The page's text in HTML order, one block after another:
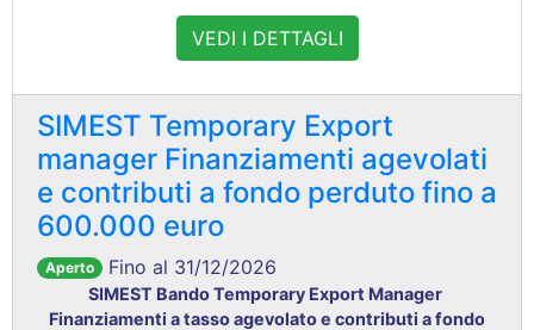
VEDI I DETTAGLI
SIMEST Temporary Export
manager Finanziamenti agevolati
e contributi a fondo perduto fino a
600.000 euro
Aperto Fino al 31/12/2026
SIMEST Bando Temporary Export Manager
Finanziamenti a tasso agevolato e contributi a fondo